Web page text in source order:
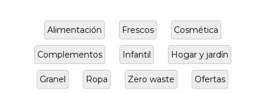
Alimentación Frescos Cosmética
Complementos Infantil Hogar y jardín
Granel Ropa Zero waste Ofertas